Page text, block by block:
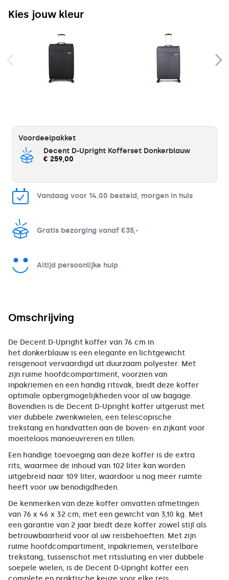
Kies jouw kleur
Voordeelpakket
Decent D-Upright Kofferset Donkerblauw
€ 259,00
Vandaag voor 14.00 besteld, morgen in huis
Gratis bezorging vanaf €35,-
Altijd persoonlijke hulp
Omschrijving
De Decent D-Upright koffer van 76 cm in
het donkerblauw is een elegante en lichtgewicht
reisgenoot vervaardigd uit duurzaam polyester. Met
zijn ruime hoofdcompartiment, voorzien van
inpakriemen en een handig ritsvak, biedt deze koffer
optimale opbergmogelijkheden voor al uw bagage.
Bovendien is de Decent D-Upright koffer uitgerust met
vier dubbele zwenkwielen, een telescopische
trekstang en handvatten aan de boven- en zijkant voor
moeiteloos manoeuvreren en tillen.
Een handige toevoeging aan deze koffer is de extra
rits, waarmee de inhoud van 102 liter kan worden
uitgebreid naar 109 liter, waardoor u nog meer ruimte
heeft voor uw benodigdheden.
De kenmerken van deze koffer omvatten afmetingen
van 76 x 46 x 32 cm, met een gewicht van 3,10 kg. Met
een garantie van 2 jaar biedt deze koffer zowel stijl als
betrouwbaarheid voor al uw reisbehoeften. Met zijn
ruime hoofdcompartiment, inpakriemen, verstelbare
trekstang, tussenschot met ritssluiting en vier dubbele
soepele wielen, is de Decent D-Upright koffer een